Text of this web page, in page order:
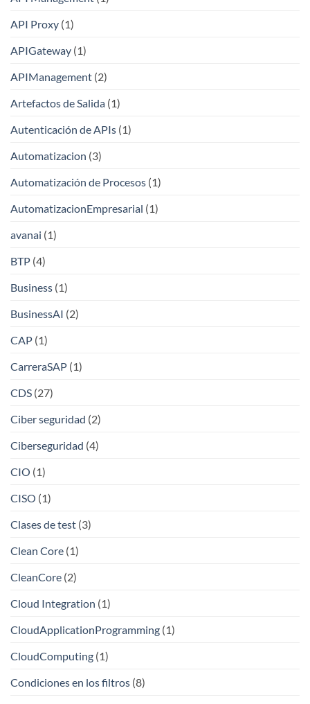
API Proxy (1)
APIGateway (1)
APIManagement (2)
Artefactos de Salida (1)
Autenticación de APIs (1)
Automatizacion (3)
Automatización de Procesos (1)
AutomatizacionEmpresarial (1)
avanai (1)
BTP (4)
Business (1)
BusinessAI (2)
CAP (1)
CarreraSAP (1)
CDS (27)
Ciber seguridad (2)
Ciberseguridad (4)
CIO (1)
CISO (1)
Clases de test (3)
Clean Core (1)
CleanCore (2)
Cloud Integration (1)
CloudApplicationProgramming (1)
CloudComputing (1)
Condiciones en los filtros (8)